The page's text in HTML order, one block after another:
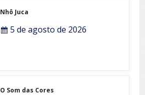
Nhô Juca
5 de agosto de 2026
O Som das Cores